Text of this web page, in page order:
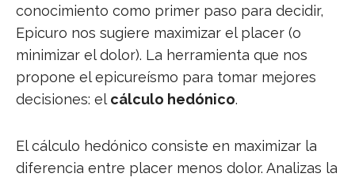
conocimiento como primer paso para decidir,
Epicuro nos sugiere maximizar el placer (o
minimizar el dolor). La herramienta que nos
propone el epicureísmo para tomar mejores
decisiones: el cálculo hedónico.
El cálculo hedónico consiste en maximizar la
diferencia entre placer menos dolor. Analizas la